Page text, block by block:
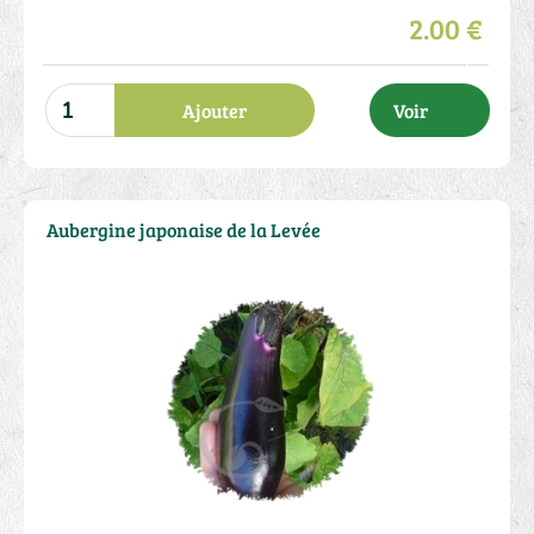
2.00 €
Ajouter Voir
Aubergine japonaise de la Levée